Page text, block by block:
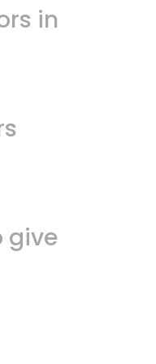
in
give